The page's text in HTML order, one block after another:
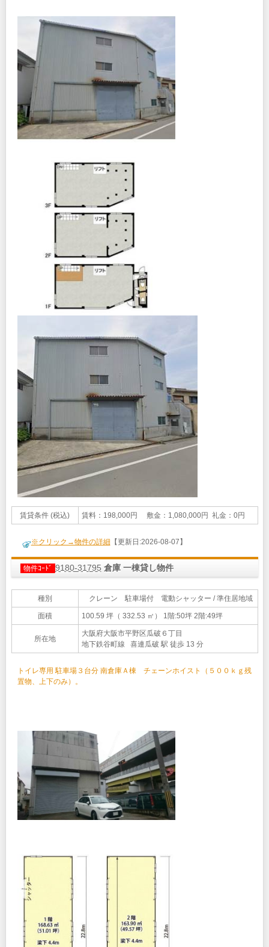
賃貸条件 (税込) 賃料：198,000円 敷金：1,080,000円 礼金：0円
※クリック→物件の詳細 【更新日:2026-08-07】
物件ｺｰﾄﾞ 9180-31795 倉庫 一棟貸し物件
種別 クレーン 駐車場付 電動シャッター / 準住居地域
面積 100.59 坪（ 332.53 ㎡） 1階:50坪 2階:49坪
所在地
大阪府大阪市平野区瓜破６丁目
地下鉄谷町線 喜連瓜破 駅 徒歩 13 分
トイレ専用 駐車場３台分 南倉庫Ａ棟 チェーンホイスト（５００ｋｇ残
置物、上下のみ）。